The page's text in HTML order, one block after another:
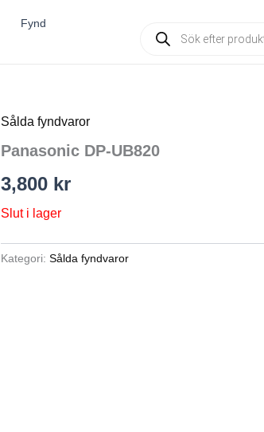
Fynd
search
Sålda fyndvaror
Panasonic DP-UB820
3,800 kr
Slut i lager
Kategori:Sålda fyndvaror